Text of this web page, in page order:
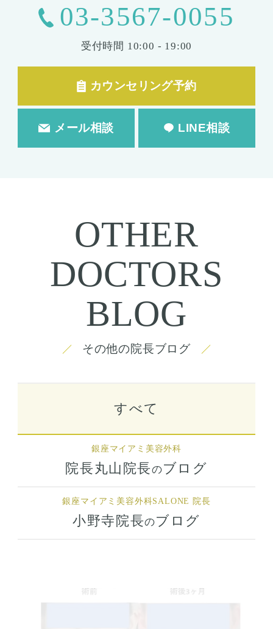
03-3567-0055
受付時間 10:00 - 19:00
カウンセリング予約
メール相談 LINE相談
OTHER
DOCTORS
BLOG
その他の院長ブログ
すべて
銀座マイアミ美容外科
院長丸山院長のブログ
銀座マイアミ美容外科SALONE 院長
小野寺院長のブログ